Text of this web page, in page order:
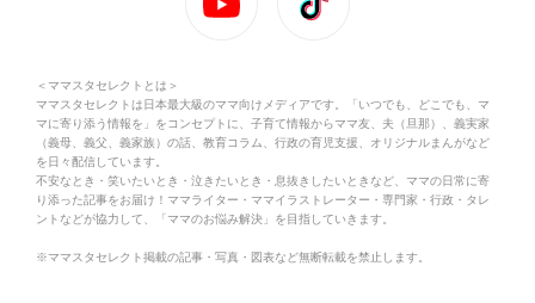
＜ママスタセレクトとは＞
ママスタセレクトは日本最大級のママ向けメディアです。「いつでも、どこでも、マ
マに寄り添う情報を」をコンセプトに、子育て情報からママ友、夫（旦那）、義実家
（義母、義父、義家族）の話、教育コラム、行政の育児支援、オリジナルまんがなど
を日々配信しています。
不安なとき・笑いたいとき・泣きたいとき・息抜きしたいときなど、ママの日常に寄
り添った記事をお届け！ママライター・ママイラストレーター・専門家・行政・タレ
ントなどが協力して、「ママのお悩み解決」を目指していきます。
※ママスタセレクト掲載の記事・写真・図表など無断転載を禁止します。